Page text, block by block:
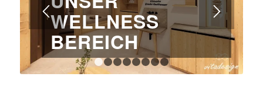
1 2 3 4 5 6 7 8
WELLNESS
BEREICH